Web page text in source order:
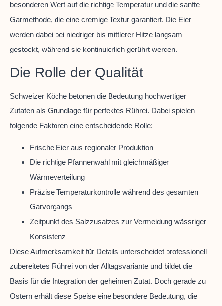
besonderen Wert auf die richtige Temperatur und die sanfte
Garmethode, die eine cremige Textur garantiert. Die Eier
werden dabei bei niedriger bis mittlerer Hitze langsam
gestockt, während sie kontinuierlich gerührt werden.
Die Rolle der Qualität
Schweizer Köche betonen die Bedeutung hochwertiger
Zutaten als Grundlage für perfektes Rührei. Dabei spielen
folgende Faktoren eine entscheidende Rolle:
Frische Eier aus regionaler Produktion
Die richtige Pfannenwahl mit gleichmäßiger
Wärmeverteilung
Präzise Temperaturkontrolle während des gesamten
Garvorgangs
Zeitpunkt des Salzzusatzes zur Vermeidung wässriger
Konsistenz
Diese Aufmerksamkeit für Details unterscheidet professionell
zubereitetes Rührei von der Alltagsvariante und bildet die
Basis für die Integration der geheimen Zutat. Doch gerade zu
Ostern erhält diese Speise eine besondere Bedeutung, die